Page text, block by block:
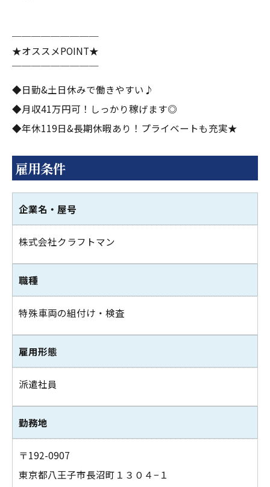
★オススメPOINT★
￣￣￣￣￣￣￣￣￣
◆日勤&土日休みで働きやすい♪
◆月収41万円可！しっかり稼げます◎
◆年休119日&長期休暇あり！プライベートも充実★
雇用条件
企業名・屋号
株式会社クラフトマン
職種
特殊車両の組付け・検査
雇用形態
派遣社員
勤務地
〒192-0907
東京都八王子市長沼町１３０４−１